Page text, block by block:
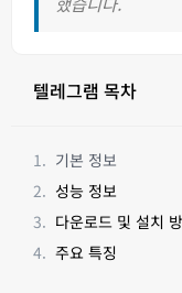
텔레그램 목차
기본 정보
성능 정보
다운로드 및 설치
주요 특징